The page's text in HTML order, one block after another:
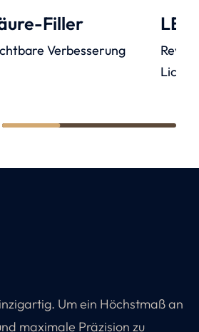
Filler
Verbesserung
1 2 3
Um ein Höchstmaß an
maximale Präzision zu